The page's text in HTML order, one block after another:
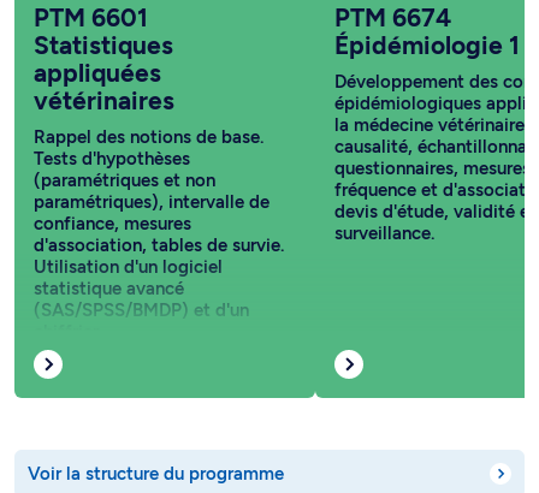
PTM 6601
Statistiques
appliquées
vétérinaires
Rappel des notions de base.
Tests d'hypothèses
(paramétriques et non
paramétriques), intervalle de
confiance, mesures
d'association, tables de survie.
Utilisation d'un logiciel
statistique avancé
(SAS/SPSS/BMDP) et d'un
PTM 6674
Épidémiologie 1
Développement des
épidémiologiques
la médecine vétérinaire :
causalité,
questionnaires, mesures
fréquence et
devis d'étude, validité
surveillance.
Voir la structure du programme